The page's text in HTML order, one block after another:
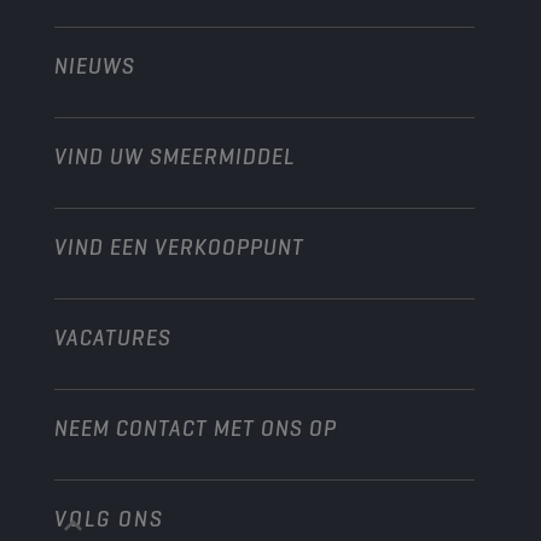
Moto’s & ATV
Industrie
Scheepvaart
Technology
Ontdek onze motorsportpartners
Personenwagens
Motorfiets
Heavy-Duty
NIEUWS
VIND UW SMEERMIDDEL
VIND EEN VERKOOPPUNT
VACATURES
NEEM CONTACT MET ONS OP
info@championlubes.com
VOLG ONS